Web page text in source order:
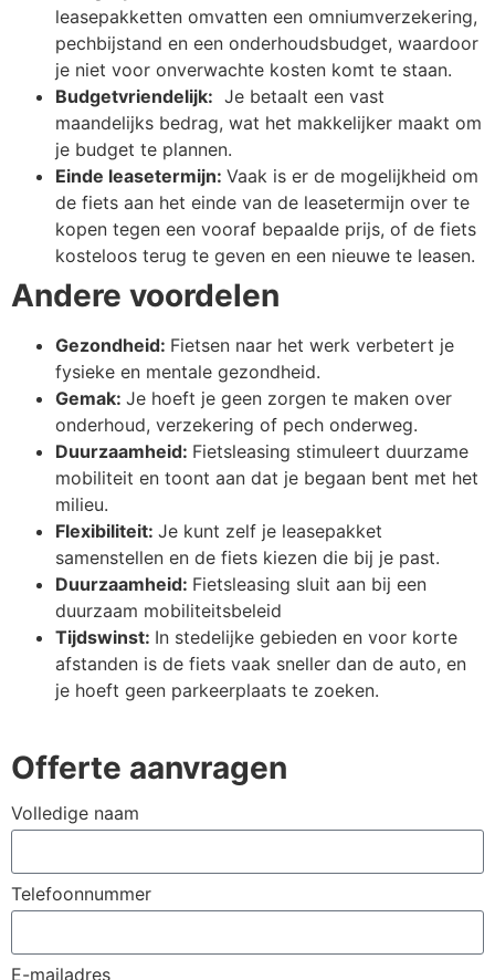
leasepakketten omvatten een omniumverzekering,
pechbijstand en een onderhoudsbudget, waardoor
je niet voor onverwachte kosten komt te staan.
Budgetvriendelijk: Je betaalt een vast
maandelijks bedrag, wat het makkelijker maakt om
je budget te plannen.
Einde leasetermijn: Vaak is er de mogelijkheid om
de fiets aan het einde van de leasetermijn over te
kopen tegen een vooraf bepaalde prijs, of de fiets
kosteloos terug te geven en een nieuwe te leasen.
Andere voordelen
Gezondheid: Fietsen naar het werk verbetert je
fysieke en mentale gezondheid.
Gemak: Je hoeft je geen zorgen te maken over
onderhoud, verzekering of pech onderweg.
Duurzaamheid: Fietsleasing stimuleert duurzame
mobiliteit en toont aan dat je begaan bent met het
milieu.
Flexibiliteit: Je kunt zelf je leasepakket
samenstellen en de fiets kiezen die bij je past.
Duurzaamheid: Fietsleasing sluit aan bij een
duurzaam mobiliteitsbeleid
Tijdswinst: In stedelijke gebieden en voor korte
afstanden is de fiets vaak sneller dan de auto, en
je hoeft geen parkeerplaats te zoeken.
Offerte aanvragen
Volledige naam
Telefoonnummer
E-mailadres